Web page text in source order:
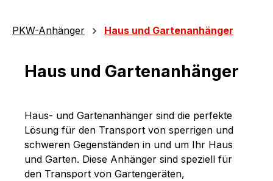
PKW-Anhänger Haus und Gartenanhänger
Haus und Gartenanhänger
Haus- und Gartenanhänger sind die perfekte
Lösung für den Transport von sperrigen und
schweren Gegenständen in und um Ihr Haus
und Garten. Diese Anhänger sind speziell für
den Transport von Gartengeräten,